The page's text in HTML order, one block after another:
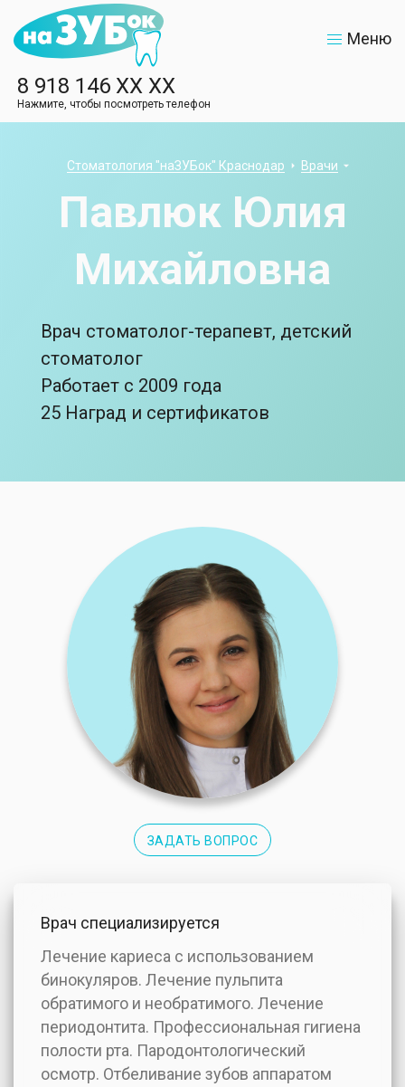
Меню
8 918 146 XX XX
Нажмите, чтобы посмотреть телефон
Стоматология "наЗУБок" Краснодар Врачи
Павлюк Юлия
Михайловна
Врач стоматолог-терапевт, детский
стоматолог
Работает с 2009 года
25 Наград и сертификатов
ЗАДАТЬ ВОПРОС
Врач специализируется
Лечение кариеса с использованием
бинокуляров. Лечение пульпита
обратимого и необратимого. Лечение
периодонтита. Профессиональная гигиена
полости рта. Пародонтологический
осмотр. Отбеливание зубов аппаратом